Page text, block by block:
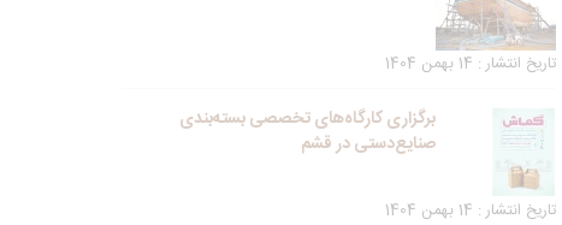
تاریخ انتشار : 14 بهمن 1404
برگزاری کارگاه‌های تخصصی بسته‌بندی
صنایع‌دستی در قشم
تاریخ انتشار : 14 بهمن 1404